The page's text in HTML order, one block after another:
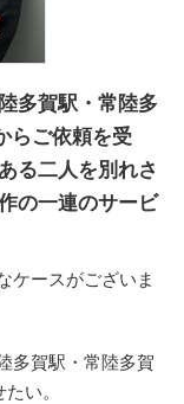
多賀駅・常陸多
らご依頼を受
る二人を別れさ
の一連のサービ
ケースがございま
多賀駅・常陸多賀
い。